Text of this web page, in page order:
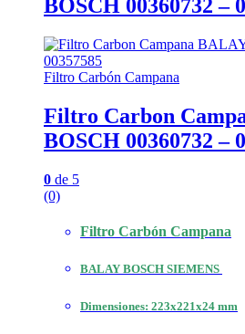
BOSCH 00360732 –
Filtro Carbón Campana
Filtro Carbon
BOSCH 00360732 –
0 de 5
(0)
Filtro Carbón Campana
BALAY BOSCH SIEMENS
Dimensiones: 223x221x24 mm